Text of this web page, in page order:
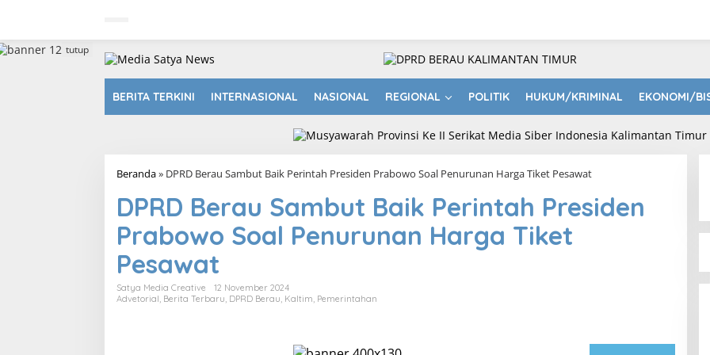
a
BERITA TERKINI INTERNASIONAL NASIONAL REGIONAL POLITIK HUKUM/KRIMINAL EKONOMI/
tutup
Beranda» DPRD Berau Sambut Baik Perintah Presiden Prabowo Soal Penurunan Harga Tiket Pesawat
DPRD Berau Sambut Baik Perintah Presiden
Prabowo Soal Penurunan Harga Tiket
Pesawat
Satya Media Creative
12 November 2024
Advetorial Berita Terbaru DPRD Berau Kaltim Pemerintahan